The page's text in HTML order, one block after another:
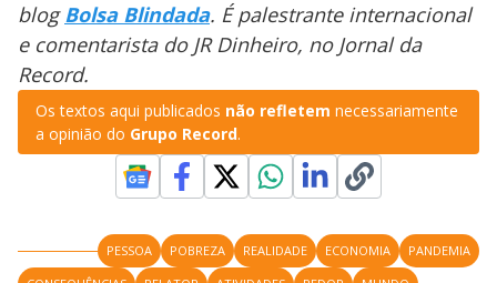
blogBolsa Blindada. É palestrante internacional
e comentarista do JR Dinheiro, no Jornal da
Record.
Os textos aqui publicados não refletem necessariamente
a opinião do Grupo Record.
PESSOA POBREZA REALIDADE ECONOMIA
PANDEMIA